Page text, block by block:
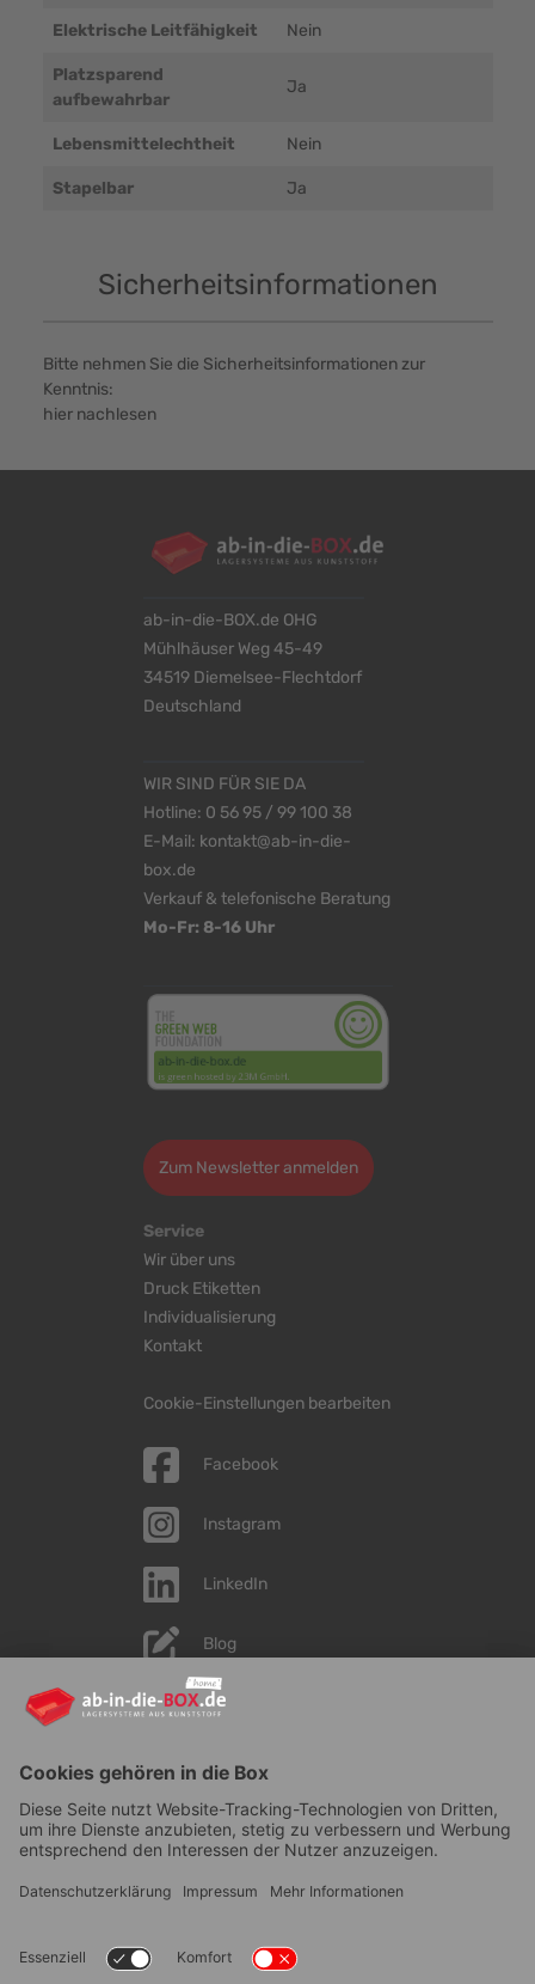
Elektrische Leitfähigkeit Nein
Platzsparend
aufbewahrbar
Ja
Lebensmittelechtheit Nein
Stapelbar Ja
Sicherheitsinformationen
Bitte nehmen Sie die Sicherheitsinformationen zur
Kenntnis:
hier nachlesen
ab-in-die-BOX.de OHG
Mühlhäuser Weg 45-49
34519 Diemelsee-Flechtdorf
Deutschland
WIR SIND FÜR SIE DA
Hotline: 0 56 95 / 99 100 38
E-Mail: kontakt@ab-in-die-
box.de
Verkauf & telefonische Beratung
Mo-Fr: 8-16 Uhr
Zum Newsletter anmelden
Service
Wir über uns
Druck Etiketten
Individualisierung
Kontakt
Cookie-Einstellungen bearbeiten
Facebook
Instagram
LinkedIn
Blog
YouTube